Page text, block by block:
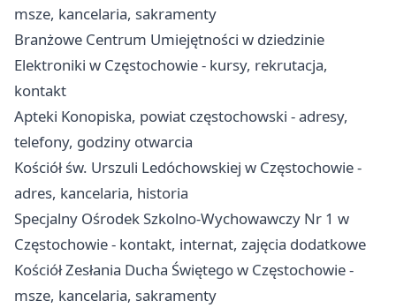
msze, kancelaria, sakramenty
Branżowe Centrum Umiejętności w dziedzinie
Elektroniki w Częstochowie - kursy, rekrutacja,
kontakt
Apteki Konopiska, powiat częstochowski - adresy,
telefony, godziny otwarcia
Kościół św. Urszuli Ledóchowskiej w Częstochowie -
adres, kancelaria, historia
Specjalny Ośrodek Szkolno-Wychowawczy Nr 1 w
Częstochowie - kontakt, internat, zajęcia dodatkowe
Kościół Zesłania Ducha Świętego w Częstochowie -
msze, kancelaria, sakramenty